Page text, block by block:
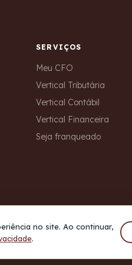
SERVIÇOS
Meu CFO
Vertical Tributária
Vertical Contábil
Vertical Financeira
Seja franqueado
no site. Ao continuar,
.